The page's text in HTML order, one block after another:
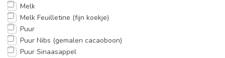
Melk
Melk Feuilletine (fijn koekje)
Puur
Puur Nibs (gemalen cacaoboon)
Puur Sinaasappel